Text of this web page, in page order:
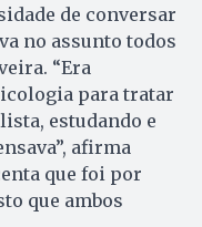
de conversar
no assunto todos
“Era
para tratar
estudando e
afirma
que foi por
que ambos